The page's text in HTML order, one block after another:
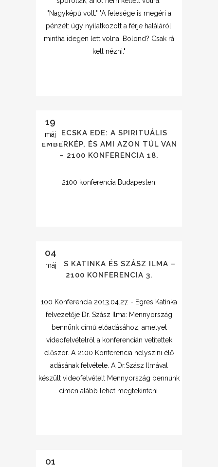
"Nagyképű volt." "A felesége is megéri a
pénzét: úgy nyilatkozott a férje haláláról,
mintha idegen lett volna. Bolond? Csak rá
kell nézni."
19
májFRECSKA EDE: A SPIRITUÁLIS
EMBERKÉP, ÉS AMI AZON TÚL VAN
– 2100 KONFERENCIA 18.
2100 konferencia Budapesten.
04
máj
EGRES KATINKA ÉS SZÁSZ ILMA –
2100 KONFERENCIA 3.
100 Konferencia 2013.04.27. - Egres Katinka
felvezetője Dr. Szász Ilma: Mennyország
bennünk című előadásához, amelyet
videofelvételről a konferencián vetítettek
először. A 2100 Konferencia helyszíni élő
adásának felvétele. A Dr.Szász Ilmával
készült videofelvételt Mennyország bennünk
címen alább lehet megtekinteni.
01